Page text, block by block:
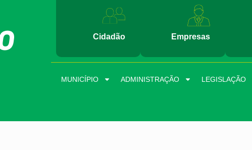
Cidadão Empresas
MUNICÍPIO ADMINISTRAÇÃO LEGISLAÇÃO